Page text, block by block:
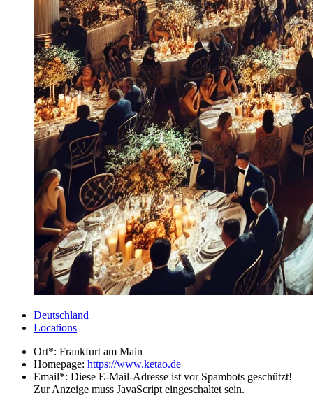
Deutschland
Locations
Ort*: Frankfurt am Main
Homepage: https://www.ketao.de
Email*: Diese E-Mail-Adresse ist vor Spambots geschützt!
Zur Anzeige muss JavaScript eingeschaltet sein.